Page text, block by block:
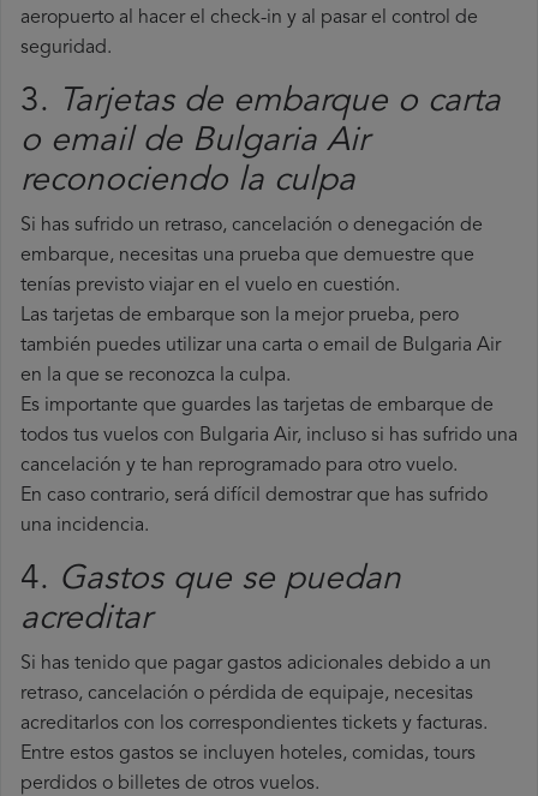
aeropuerto al hacer el check-in y al pasar el control de
seguridad.
3.
Tarjetas de embarque o carta
o email de Bulgaria Air
reconociendo la culpa
Si has sufrido un retraso, cancelación o denegación de
embarque, necesitas una prueba que demuestre que
tenías previsto viajar en el vuelo en cuestión.
Las tarjetas de embarque son la mejor prueba, pero
también puedes utilizar una carta o email de Bulgaria Air
en la que se reconozca la culpa.
Es importante que guardes las tarjetas de embarque de
todos tus vuelos con Bulgaria Air, incluso si has sufrido una
cancelación y te han reprogramado para otro vuelo.
En caso contrario, será difícil demostrar que has sufrido
una incidencia.
4. Gastos que se puedan
acreditar
Si has tenido que pagar gastos adicionales debido a un
retraso, cancelación o pérdida de equipaje, necesitas
acreditarlos con los correspondientes tickets y facturas.
Entre estos gastos se incluyen hoteles, comidas, tours
perdidos o billetes de otros vuelos.